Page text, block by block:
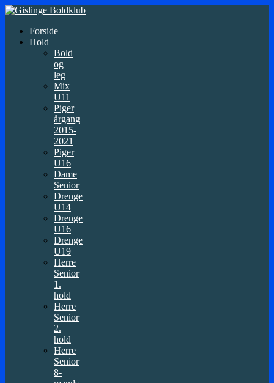
Forside
Hold
Bold
og
leg
Mix
U11
Piger
årgang
2015-
2021
Piger
U16
Dame
Senior
Drenge
U14
Drenge
U16
Drenge
U19
Herre
Senior
1.
hold
Herre
Senior
2.
hold
Herre
Senior
8-